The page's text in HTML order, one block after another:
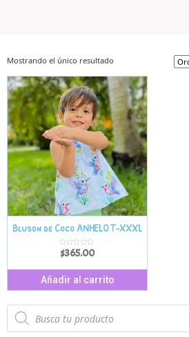
Mostrando el único resultado
Bluson de Coco ANHELO T-XXXL
V
a
o
r
a
d
d
5
$365.00
Añadir al carrito